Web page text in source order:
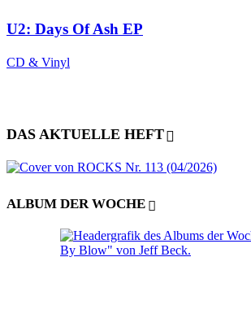
U2: Days Of Ash EP
CD & Vinyl
DAS AKTUELLE HEFT
ALBUM DER WOCHE